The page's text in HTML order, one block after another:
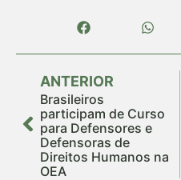
ANTERIOR
Brasileiros
participam de Curso
para Defensores e
Defensoras de
Direitos Humanos na
OEA